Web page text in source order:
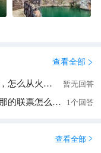
查看全部 
如果去温州游玩大若岩景区，非自驾，怎么从火车站去景区，最方便快捷，大概需要多少时间，谢谢。 暂无回答
怎么从温州市区出发到大若岩景区？那的联票怎么买？有没有跟团两日游的？ 1个回答
查看全部 